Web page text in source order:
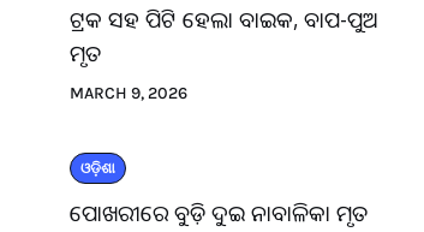
ଟ୍ରକ ସହ ପିଟି ହେଲା ବାଇକ, ବାପ-ପୁଅ
ମୃତ
MARCH 9, 2026
ଓଡ଼ିଶା
ପୋଖରୀରେ ବୁଡ଼ି ଦୁଇ ନାବାଳିକା ମୃତ